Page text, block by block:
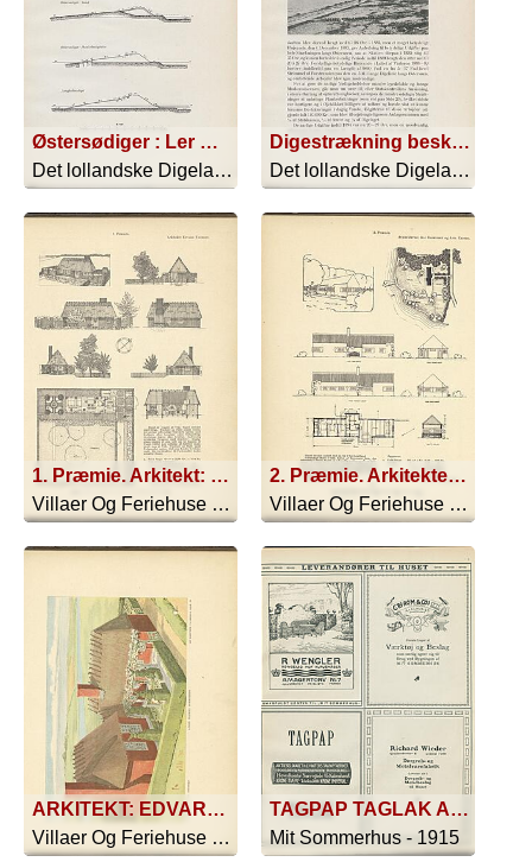
Østersødiger : Ler med Stenglacis
Det lollandske Digelag 1873-1913 - 1913
Digestrækning beskyttet Forkastning, Betonkasser Fang.
Det lollandske Digelag 1873-1913 - 1913
1. Præmie. Arkitekt: Edvard Thomsen
Villaer Og Feriehuse - 1916
2. Præmie. Arkitekterne: Kai Rasmussen og Axel Ekberg.
Villaer Og Feriehuse - 1916
ARKITEKT: EDVARD THOMSEN ANDEN PRÆMIE: SOMMERHUS SE DESUDEN PLANERNE SIDE 19
Villaer Og Feriehuse - 1916
TAGPAP TAGLAK AKTIESELSKABET H.C.VINTERS TAPPAPFABRIKER KOLDING NØRRESUNDBY- ROSKILDE. Hovedkontor Nørregade 45 KøbenhavnK KRONE TIAÆRE - Telefon 3908 - KRONE IMPERIAL -
Mit Sommerhus - 1915